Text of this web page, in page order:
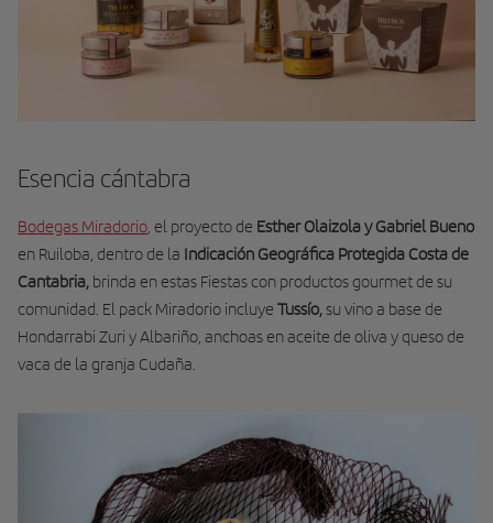
Esencia cántabra
Bodegas Miradorio, el proyecto de Esther Olaizola y Gabriel Bueno
en Ruiloba, dentro de la Indicación Geográfica Protegida Costa de
Cantabria, brinda en estas Fiestas con productos gourmet de su
comunidad. El pack Miradorio incluye Tussío,su vino a base de
Hondarrabi Zuri y Albariño, anchoas en aceite de oliva y queso de
vaca de la granja Cudaña.